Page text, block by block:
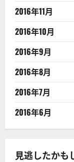
2016年11月
2016年10月
2016年9月
2016年8月
2016年7月
2016年6月
見逃したかも